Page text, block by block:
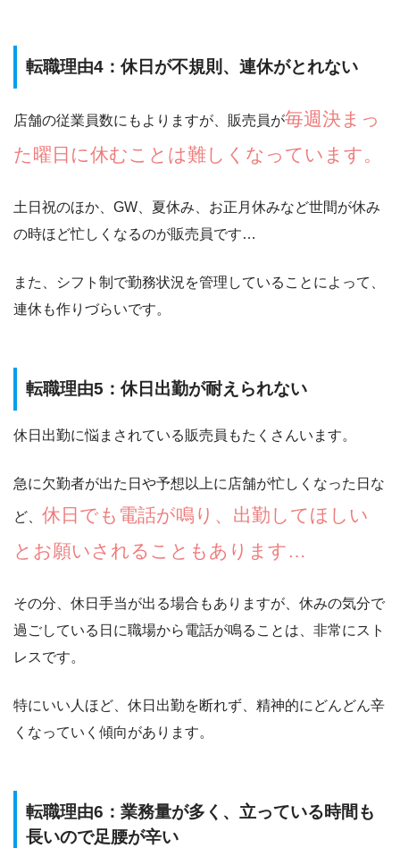
転職理由4：休日が不規則、連休がとれない
店舗の従業員数にもよりますが、販売員が毎週決まっ
た曜日に休むことは難しくなっています。
土日祝のほか、GW、夏休み、お正月休みなど世間が休み
の時ほど忙しくなるのが販売員です…
また、シフト制で勤務状況を管理していることによって、
連休も作りづらいです。
転職理由5：休日出勤が耐えられない
休日出勤に悩まされている販売員もたくさんいます。
急に欠勤者が出た日や予想以上に店舗が忙しくなった日な
ど、 休日でも電話が鳴り、出勤してほしい
とお願いされることもあります…
その分、休日手当が出る場合もありますが、休みの気分で
過ごしている日に職場から電話が鳴ることは、非常にスト
レスです。
特にいい人ほど、休日出勤を断れず、精神的にどんどん辛
くなっていく傾向があります。
転職理由6：業務量が多く、立っている時間も
長いので足腰が辛い